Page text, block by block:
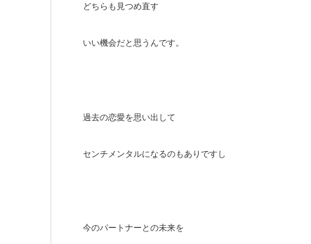
どちらも見つめ直す
いい機会だと思うんです。
過去の恋愛を思い出して
センチメンタルになるのもありですし
今のパートナーとの未来を